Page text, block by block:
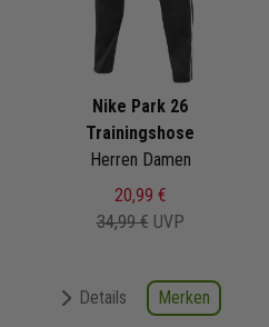
Nike Park 26
Trainingshose
Herren Damen
20,99 €
34,99 € UVP
Details Merken